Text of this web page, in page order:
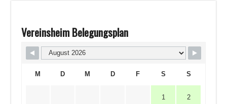
Vereinsheim Belegungsplan
M D M D F S S
1 2